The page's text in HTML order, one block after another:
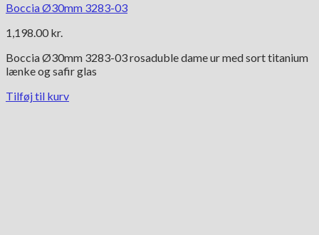
Boccia Ø30mm 3283-03
1,198.00 kr.
Boccia Ø30mm 3283-03 rosaduble dame ur med sort titanium
lænke og safir glas
Tilføj til kurv